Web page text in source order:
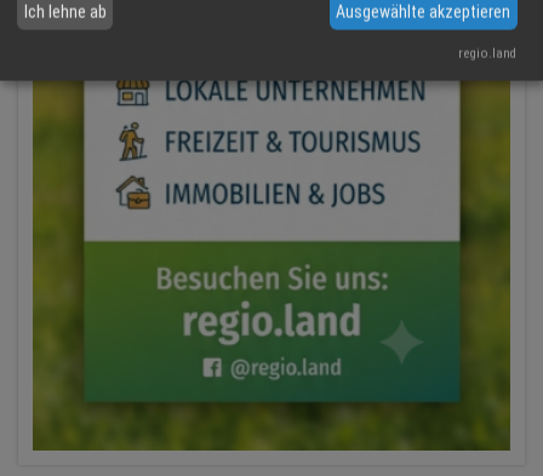
Ich lehne ab Ausgewählte akzeptieren
regio.land